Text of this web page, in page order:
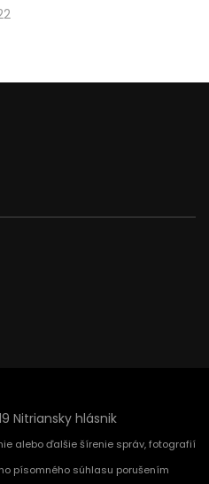
Nitriansky hlásnik
alebo ďalšie šírenie správ, fotografií
písomného súhlasu porušením